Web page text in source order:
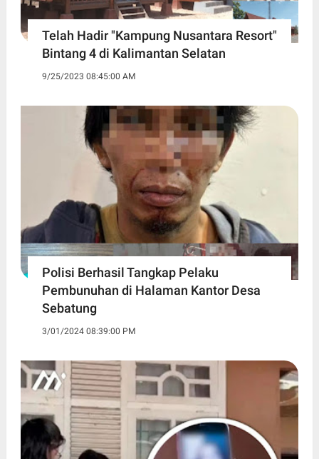
Telah Hadir "Kampung Nusantara Resort"
Bintang 4 di Kalimantan Selatan
9/25/2023 08:45:00 AM
Polisi Berhasil Tangkap Pelaku
Pembunuhan di Halaman Kantor Desa
Sebatung
3/01/2024 08:39:00 PM